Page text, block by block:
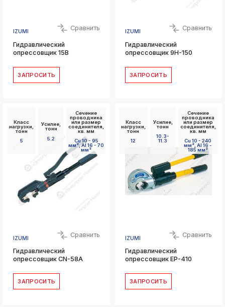
IZUMI Сравнить
Гидравлический
опрессовщик 15B
ЗАПРОСИТЬ
IZUMI Сравнить
Гидравлический
опрессовщик 9H-150
ЗАПРОСИТЬ
Класс
нагрузки,
тонн
5
Усилие,
тонн
5.2
Сечение
проводника
или размер
соединителя,
кв. мм
Cu 10 - 95
мм², Al 16 - 70
мм²
IZUMI Сравнить
Гидравлический
опрессовщик CN-58A
ЗАПРОСИТЬ
Класс
нагрузки,
тонн
12
Усилие,
тонн
10.3-
11.3
Сечение
проводника
или размер
соединителя,
кв. мм
Cu 10 - 240
мм², Al 16 -
185 мм²
IZUMI Сравнить
Гидравлический
опрессовщик EP-410
ЗАПРОСИТЬ